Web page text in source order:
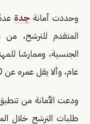
وحددت أمانة جدة
المتقدم للترشح،
الجنسية، وممارسًا
عام، وألا يقل عمره عن 30 عامًا ولا يزيد عن 65 عامًا.
ودعت الأمانة من
طلبات الترشح خلال